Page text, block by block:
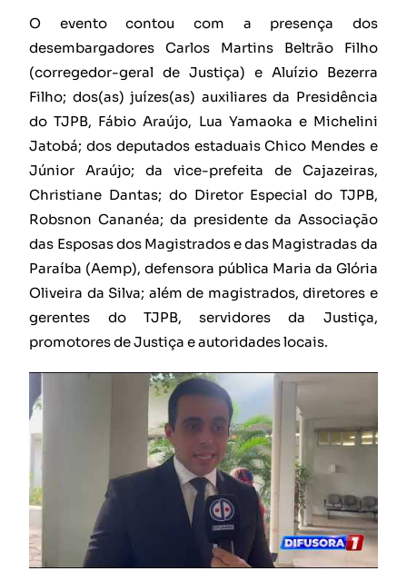
O evento contou com a presença dos
desembargadores Carlos Martins Beltrão Filho
(corregedor-geral de Justiça) e Aluízio Bezerra
Filho; dos(as) juízes(as) auxiliares da Presidência
do TJPB, Fábio Araújo, Lua Yamaoka e Michelini
Jatobá; dos deputados estaduais Chico Mendes e
Júnior Araújo; da vice-prefeita de Cajazeiras,
Christiane Dantas; do Diretor Especial do TJPB,
Robsnon Cananéa; da presidente da Associação
das Esposas dos Magistrados e das Magistradas da
Paraíba (Aemp), defensora pública Maria da Glória
Oliveira da Silva; além de magistrados, diretores e
gerentes do TJPB, servidores da Justiça,
promotores de Justiça e autoridades locais.